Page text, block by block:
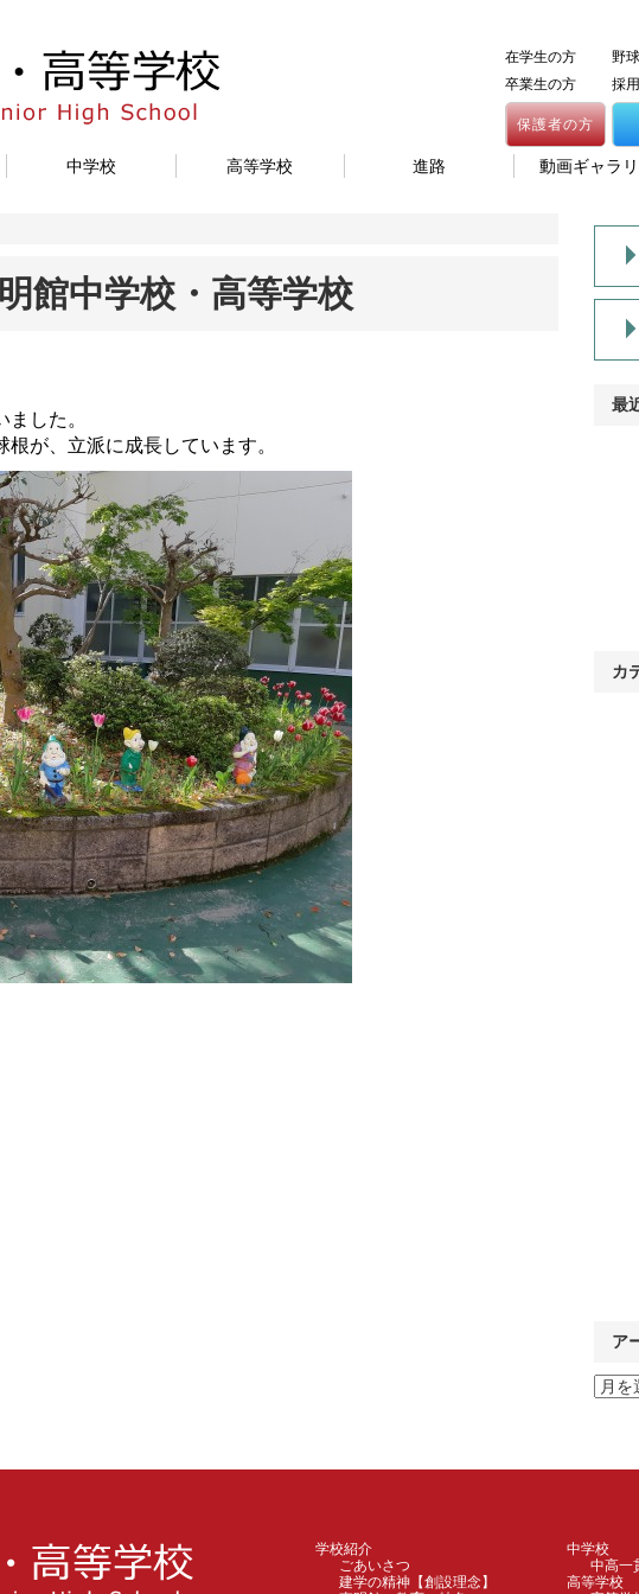
在学生の方 野
卒業生の方
採
保護者の方
中学校 高等学校 進路 動画ギャラ
館中学校・高等学校
した。
が、立派に成長しています。
最
カ
ア
ア
学校紹介
ごあいさつ
建学の精神【創設理念】
中学校
中高一
高等学校